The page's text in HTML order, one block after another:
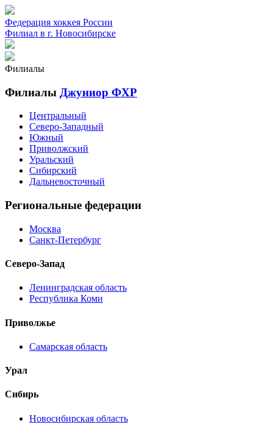
Федерация хоккея России
Филиал в г. Новосибирске
Филиалы
Филиалы Джуниор ФХР
Центральный
Северо-Западный
Южный
Приволжский
Уральский
Сибирский
Дальневосточный
Региональные федерации
Москва
Санкт-Петербург
Северо-Запад
Ленинградская область
Республика Коми
Приволжье
Самарская область
Урал
Сибирь
Новосибирская область